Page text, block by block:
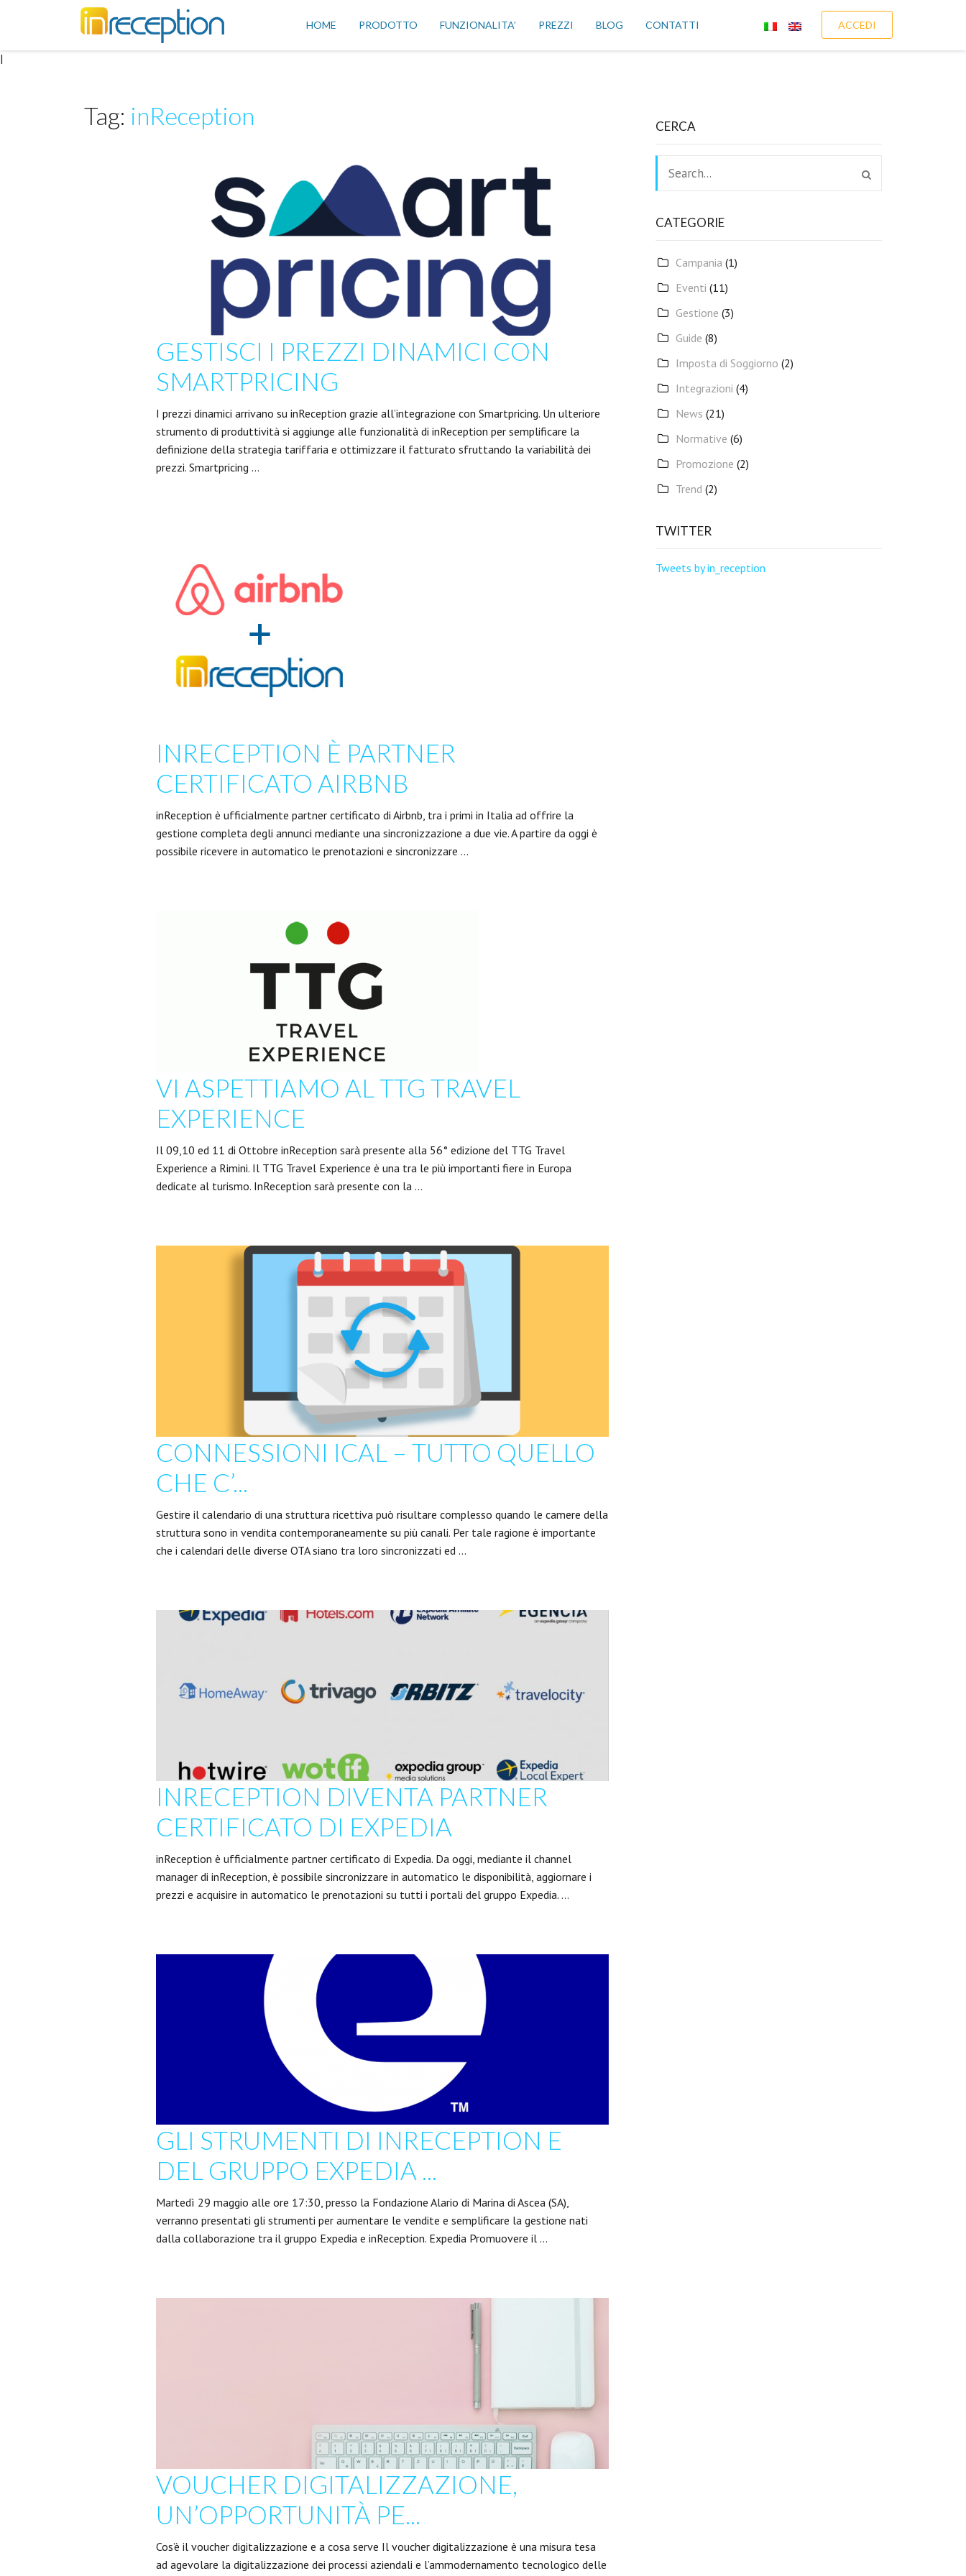
HOME PRODOTTO FUNZIONALITA’ PREZZI BLOG CONTATTI ACCEDI
|
Tag: inReception
GESTISCI I PREZZI DINAMICI CON
SMARTPRICING
I prezzi dinamici arrivano su inReception grazie all’integrazione con Smartpricing. Un ulteriore
strumento di produttività si aggiunge alle funzionalità di inReception per semplificare la
definizione della strategia tariffaria e ottimizzare il fatturato sfruttando la variabilità dei
prezzi. Smartpricing …
INRECEPTION È PARTNER
CERTIFICATO AIRBNB
inReception è ufficialmente partner certificato di Airbnb, tra i primi in Italia ad offrire la
gestione completa degli annunci mediante una sincronizzazione a due vie. A partire da oggi è
possibile ricevere in automatico le prenotazioni e sincronizzare …
VI ASPETTIAMO AL TTG TRAVEL
EXPERIENCE
Il 09,10 ed 11 di Ottobre inReception sarà presente alla 56° edizione del TTG Travel
Experience a Rimini. Il TTG Travel Experience è una tra le più importanti fiere in Europa
dedicate al turismo. InReception sarà presente con la …
CONNESSIONI ICAL – TUTTO QUELLO
CHE C’...
Gestire il calendario di una struttura ricettiva può risultare complesso quando le camere della
struttura sono in vendita contemporaneamente su più canali. Per tale ragione è importante
che i calendari delle diverse OTA siano tra loro sincronizzati ed …
INRECEPTION DIVENTA PARTNER
CERTIFICATO DI EXPEDIA
inReception è ufficialmente partner certificato di Expedia. Da oggi, mediante il channel
manager di inReception, è possibile sincronizzare in automatico le disponibilità, aggiornare i
prezzi e acquisire in automatico le prenotazioni su tutti i portali del gruppo Expedia. …
GLI STRUMENTI DI INRECEPTION E
DEL GRUPPO EXPEDIA ...
Martedì 29 maggio alle ore 17:30, presso la Fondazione Alario di Marina di Ascea (SA),
verranno presentati gli strumenti per aumentare le vendite e semplificare la gestione nati
dalla collaborazione tra il gruppo Expedia e inReception. Expedia Promuovere il …
VOUCHER DIGITALIZZAZIONE,
UN’OPPORTUNITÀ PE...
Cos’è il voucher digitalizzazione e a cosa serve Il voucher digitalizzazione è una misura tesa
ad agevolare la digitalizzazione dei processi aziendali e l’ammodernamento tecnologico delle
CERCA
CATEGORIE
Campania (1)
Eventi (11)
Gestione (3)
Guide (8)
Imposta di Soggiorno (2)
Integrazioni (4)
News (21)
Normative (6)
Promozione (2)
Trend (2)
TWITTER
Tweets by in_reception